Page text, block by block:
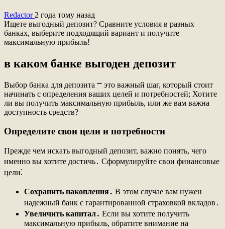
Redactor 2 года тому назад
Ищете выгодный депозит? Сравните условия в разных
банках, выберите подходящий вариант и получите
максимальную прибыль!
в каком банке выгоден депозит
Выбор банка для депозита ⎻ это важный шаг, который стоит
начинать с определения ваших целей и потребностей; Хотите
ли вы получить максимальную прибыль, или же вам важна
доступность средств?
Определите свои цели и потребности
Прежде чем искать выгодный депозит, важно понять, чего
именно вы хотите достичь․ Сформулируйте свои финансовые
цели⁚
Сохранить накопления․ В этом случае вам нужен
надежный банк с гарантированной страховкой вкладов․
Увеличить капитал․ Если вы хотите получить
максимальную прибыль, обратите внимание на